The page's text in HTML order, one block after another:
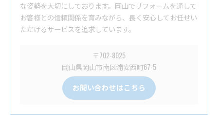
な姿勢を大切にしております。岡山でリフォームを通して
お客様との信頼関係を育みながら、長く安心してお任せい
ただけるサービスを追求しています。
〒702-8025
岡山県岡山市南区浦安西町67-5
お問い合わせはこちら